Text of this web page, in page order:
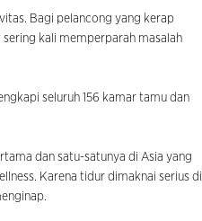
Bagi pelancong yang kerap
kali memperparah masalah
seluruh 156 kamar tamu dan
dan satu-satunya di Asia yang
Karena tidur dimaknai serius di